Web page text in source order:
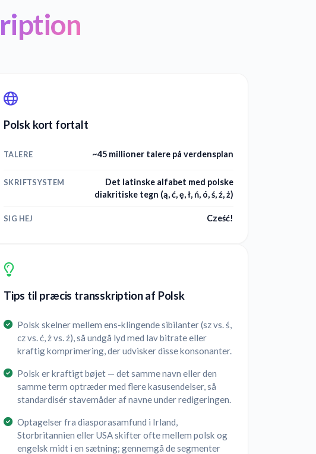
Polsk kort fortalt
TALERE ~45 millioner talere på verdensplan
SKRIFTSYSTEM
Det latinske alfabet med polske
diakritiske tegn (ą, ć, ę, ł, ń, ó, ś, ź, ż)
SIG HEJ Cześć!
Tips til præcis transskription af Polsk
Polsk skelner mellem ens-klingende sibilanter (sz vs. ś,
cz vs. ć, ż vs. ź), så undgå lyd med lav bitrate eller
kraftig komprimering, der udvisker disse konsonanter.
Polsk er kraftigt bøjet — det samme navn eller den
samme term optræder med flere kasusendelser, så
standardisér stavemåder af navne under redigeringen.
Optagelser fra diasporasamfund i Irland,
Storbritannien eller USA skifter ofte mellem polsk og
engelsk midt i en sætning; gennemgå de segmenter